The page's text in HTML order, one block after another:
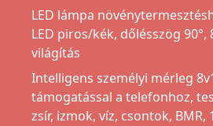
LED lámpa
LED piros/kék, dőlésszög 90°,
világítás
Intelligens személyi mérleg
támogatással a telefonhoz,
zsír, izmok, víz, csontok, BMR,